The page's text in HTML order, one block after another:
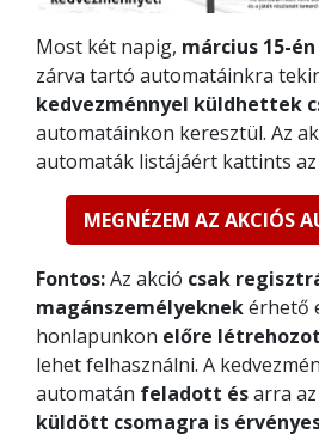
Most két napig, március 15-én
zárva tartó automatáinkra
kedvezménnyel küldhettek
automatáinkon keresztül. Az
automaták listájáért kattints
MEGNÉZEM AZ AKCIÓS
Fontos:Az akció csak
magánszemélyeknekérhető
honlapunkon előre
lehet felhasználni. A
automatán feladott ésarra
küldött csomagra is